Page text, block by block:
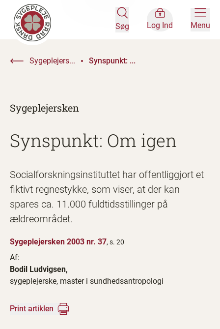
Søg Log Ind Menu
Sygeplejers... Synspunkt: ...
Sygeplejersken
Synspunkt: Om igen
Socialforskningsinstituttet har offentliggjort et
fiktivt regnestykke, som viser, at der kan
spares ca. 11.000 fuldtidsstillinger på
ældreområdet.
Sygeplejersken 2003 nr. 37, s. 20
Af:
Bodil Ludvigsen,
sygeplejerske, master i sundhedsantropologi
Print artiklen